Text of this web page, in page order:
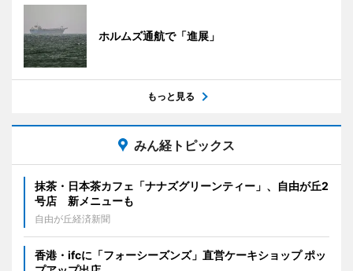
ホルムズ通航で「進展」
もっと見る
みん経トピックス
抹茶・日本茶カフェ「ナナズグリーンティー」、自由が丘2
号店 新メニューも
自由が丘経済新聞
香港・ifcに「フォーシーズンズ」直営ケーキショップ ポッ